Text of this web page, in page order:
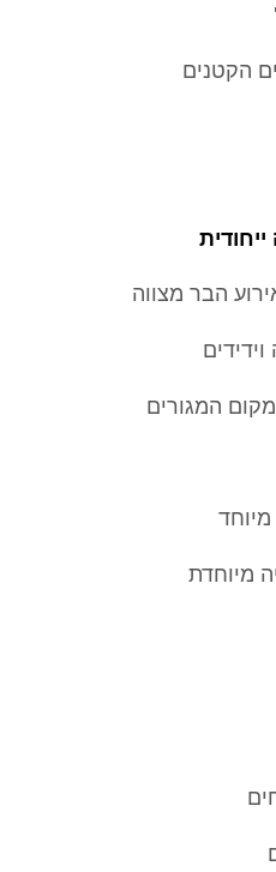
הקטנים
הבר מצווה
המגורים
מיוחדת